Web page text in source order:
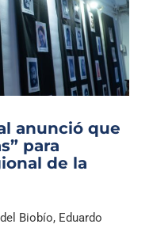
anunció que
para
de la
Biobío, Eduardo